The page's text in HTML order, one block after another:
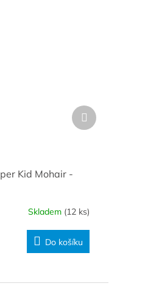
Kid Mohair -
Skladem (12 ks)
Do košíku
Další
produkt